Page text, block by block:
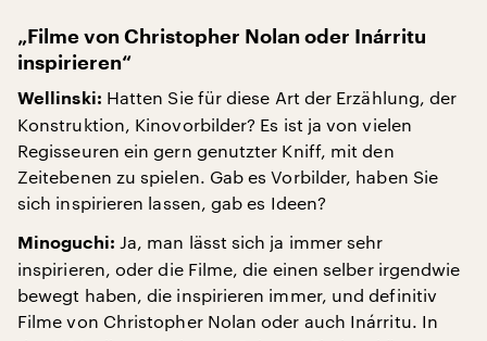
„Filme von Christopher Nolan oder Inárritu
inspirieren“
Wellinski: Hatten Sie für diese Art der Erzählung, der
Konstruktion, Kinovorbilder? Es ist ja von vielen
Regisseuren ein gern genutzter Kniff, mit den
Zeitebenen zu spielen. Gab es Vorbilder, haben Sie
sich inspirieren lassen, gab es Ideen?
Minoguchi: Ja, man lässt sich ja immer sehr
inspirieren, oder die Filme, die einen selber irgendwie
bewegt haben, die inspirieren immer, und definitiv
Filme von Christopher Nolan oder auch Inárritu. In